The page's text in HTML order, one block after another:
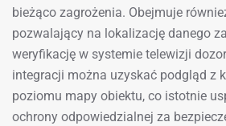
bieżąco zagrożenia. Obejmuje
pozwalający na lokalizację danego
weryfikację w systemie telewizji
integracji można uzyskać podgląd z
poziomu mapy obiektu, co istotnie
ochrony odpowiedzialnej za